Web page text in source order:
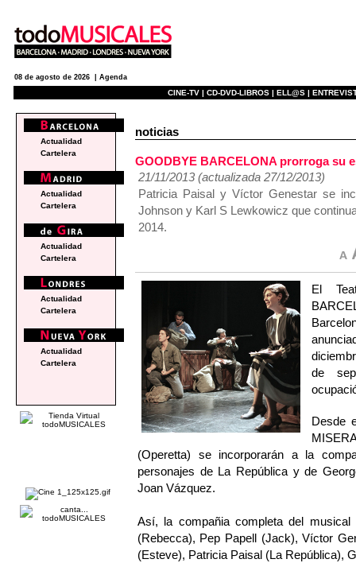
08 de agosto de 2026 | Agenda
CINE-TV | CD-DVD-LIBROS | ELL@S |
noticias
GOODBYE BARCELONA prorroga su
21/11/2013 (actualizada 27/12/2013)
Patricia Paisal y Víctor Genestar se
Johnson y Karl S Lewkowicz que
2014.
El
de
Desde
(Operetta) se incorporarán a la
personajes de La República y de
Joan Vázquez.
Así, la compañia completa del
(Rebecca), Pep Papell (Jack), Víctor
(Esteve), Patricia Paisal (La República),
Actualidad
Cartelera
Actualidad
Cartelera
Actualidad
Cartelera
Actualidad
Cartelera
Actualidad
Cartelera